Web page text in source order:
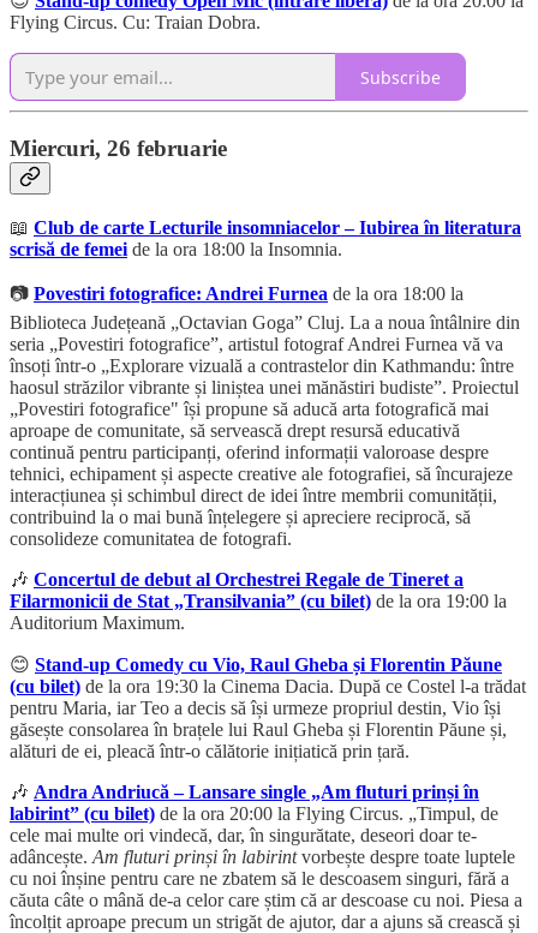
Flying Circus. Cu: Traian Dobra.
Subscribe
Miercuri, 26 februarie
📖 Club de carte Lecturile insomniacelor – Iubirea în literatura
scrisă de femei de la ora 18:00 la Insomnia.
📷 Povestiri fotografice: Andrei Furnea de la ora 18:00 la
Biblioteca Județeană „Octavian Goga” Cluj. La a noua întâlnire din
seria „Povestiri fotografice”, artistul fotograf Andrei Furnea vă va
însoți într-o „Explorare vizuală a contrastelor din Kathmandu: între
haosul străzilor vibrante și liniștea unei mănăstiri budiste”. Proiectul
„Povestiri fotografice" își propune să aducă arta fotografică mai
aproape de comunitate, să servească drept resursă educativă
continuă pentru participanți, oferind informații valoroase despre
tehnici, echipament și aspecte creative ale fotografiei, să încurajeze
interacțiunea și schimbul direct de idei între membrii comunității,
contribuind la o mai bună înțelegere și apreciere reciprocă, să
consolideze comunitatea de fotografi.
🎶 Concertul de debut al Orchestrei Regale de Tineret a
Filarmonicii de Stat „Transilvania” (cu bilet) de la ora 19:00 la
Auditorium Maximum.
😊 Stand-up Comedy cu Vio, Raul Gheba și Florentin Păune
(cu bilet) de la ora 19:30 la Cinema Dacia. După ce Costel l-a trădat
pentru Maria, iar Teo a decis să își urmeze propriul destin, Vio își
găsește consolarea în brațele lui Raul Gheba și Florentin Păune și,
alături de ei, pleacă într-o călătorie inițiatică prin țară.
🎶 Andra Andriucă – Lansare single „Am fluturi prinși în
labirint” (cu bilet) de la ora 20:00 la Flying Circus. „Timpul, de
cele mai multe ori vindecă, dar, în singurătate, deseori doar te-
adâncește. Am fluturi prinși în labirintvorbește despre toate luptele
cu noi înșine pentru care ne zbatem să le descoasem singuri, fără a
căuta câte o mână de-a celor care știm că ar descoase cu noi. Piesa a
încolțit aproape precum un strigăt de ajutor, dar a ajuns să crească și